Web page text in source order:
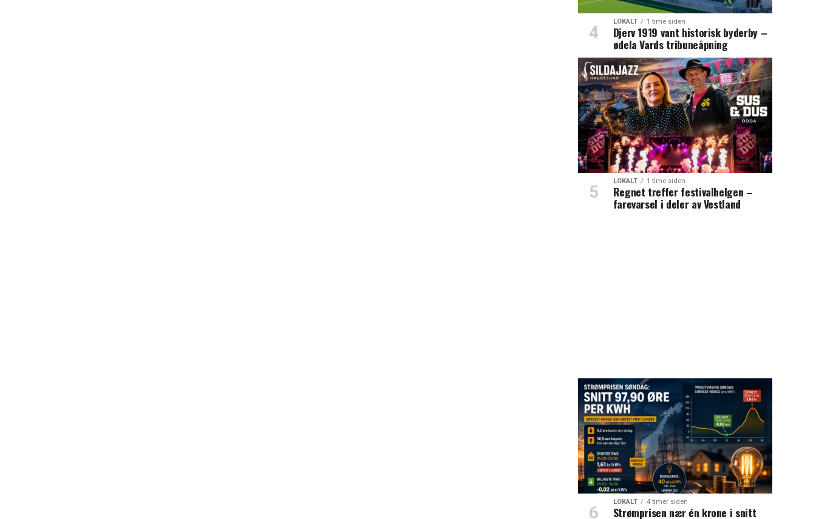
LOKALT 1 time siden
Djerv 1919 vant historisk byderby –
ødela Vards tribuneåpning
LOKALT 1 time siden
Regnet treffer festivalhelgen –
farevarsel i deler av Vestland
LOKALT 4 timer siden
Strømprisen nær én krone i snitt